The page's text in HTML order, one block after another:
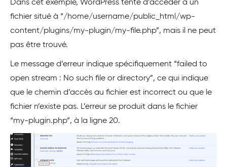
Dans cet exemple, WordPress tente d’accéder à un
fichier situé à “/home/username/public_html/wp-
content/plugins/my-plugin/my-file.php”, mais il ne peut
pas être trouvé.
Le message d’erreur indique spécifiquement “failed to
open stream : No such file or directory”, ce qui indique
que le chemin d’accès au fichier est incorrect ou que le
fichier n’existe pas. L’erreur se produit dans le fichier
“my-plugin.php”, à la ligne 20.